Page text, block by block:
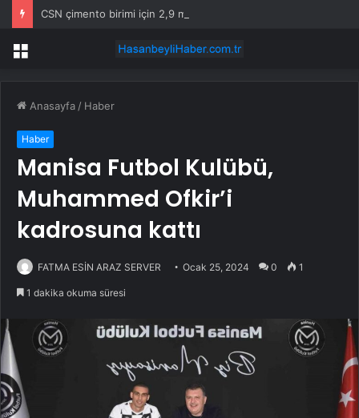
Menü
Anasayfa / Haber
Haber
Manisa Futbol Kulübü,
Muhammed Ofkir’i
kadrosuna kattı
FATMA ESİN ARAZ SERVER Ocak 25, 2024 0 1
1 dakika okuma süresi